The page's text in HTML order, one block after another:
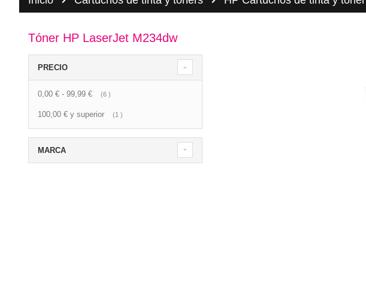
Tóner HP LaserJet M234dw
PRECIO
0,00 € - 99,99 € 6 artículo
100,00 € y superior 1 artículo
MARCA